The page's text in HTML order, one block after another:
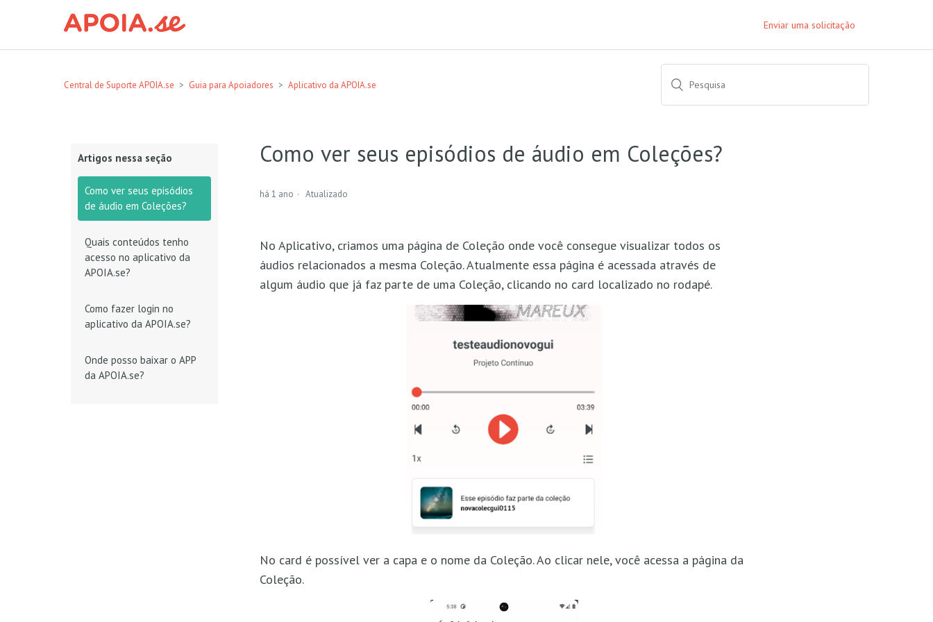
Enviar uma solicitação
Central de Suporte APOIA.se Guia para Apoiadores Aplicativo da APOIA.se
Artigos nessa seção
Como ver seus episódios
de áudio em Coleções?
Quais conteúdos tenho
acesso no aplicativo da
APOIA.se?
Como fazer login no
aplicativo da APOIA.se?
Onde posso baixar o APP
da APOIA.se?
Como ver seus episódios de áudio em Coleções?
há 1 ano Atualizado
No Aplicativo, criamos uma página de Coleção onde você consegue visualizar todos os
áudios relacionados a mesma Coleção. Atualmente essa página é acessada através de
algum áudio que já faz parte de uma Coleção, clicando no card localizado no rodapé.
No card é possível ver a capa e o nome da Coleção. Ao clicar nele, você acessa a página da
Coleção.